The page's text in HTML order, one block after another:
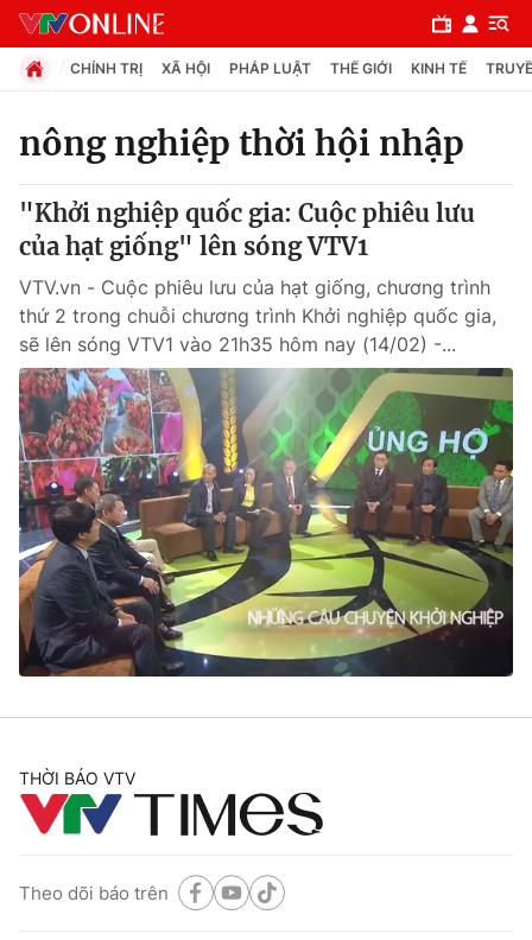
Chuyên mục
Chính trị
Xã hội
Pháp luật
Y tế
Thế giới
Tin tức
Thế giới đó đây
Câu chuyện quốc tế
Kinh tế
Tài chính
Thị trường
Góc doanh nghiệp
Dữ liệu và đời sống
Truyền hình
Phim VTV
Hậu trường
Giải trí
Điện ảnh
Âm nhạc
Du lịch
CHÍNH TRỊ XÃ HỘI PHÁP LUẬT THẾ GIỚI KINH TẾ
nông nghiệp thời hội nhập
"Khởi nghiệp quốc gia: Cuộc phiêu lưu
của hạt giống" lên sóng VTV1
VTV.vn - Cuộc phiêu lưu của hạt giống, chương trình
thứ 2 trong chuỗi chương trình Khởi nghiệp quốc gia,
sẽ lên sóng VTV1 vào 21h35 hôm nay (14/02) -...
THỜI BÁO VTV
Theo dõi báo trên